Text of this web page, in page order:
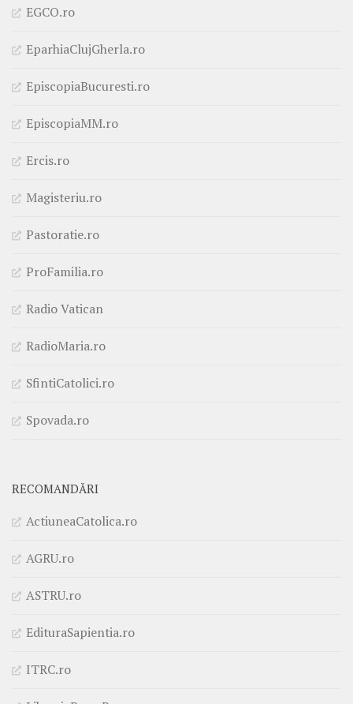
EGCO.ro
EparhiaClujGherla.ro
EpiscopiaBucuresti.ro
EpiscopiaMM.ro
Ercis.ro
Magisteriu.ro
Pastoratie.ro
ProFamilia.ro
Radio Vatican
RadioMaria.ro
SfintiCatolici.ro
Spovada.ro
RECOMANDĂRI
ActiuneaCatolica.ro
AGRU.ro
ASTRU.ro
EdituraSapientia.ro
ITRC.ro